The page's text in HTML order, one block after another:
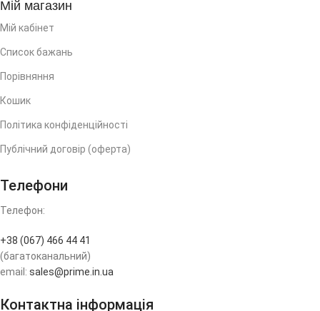
Мій магазин
Мій кабінет
Список бажань
Порівняння
Кошик
Політика конфіденційності
Публічний договір (оферта)
Телефони
Телефон:
+38 (067) 466 44 41
(багатоканальний)
email: sales@prime.in.ua
Контактна інформація